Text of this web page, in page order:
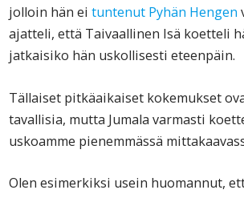
jolloin hän eituntenut Pyhän Hengen
ajatteli, että Taivaallinen Isä koetteli
jatkaisiko hän uskollisesti eteenpäin.
Tällaiset pitkäaikaiset kokemukset
tavallisia, mutta Jumala varmasti
uskoamme pienemmässä
Olen esimerkiksi usein huomannut,